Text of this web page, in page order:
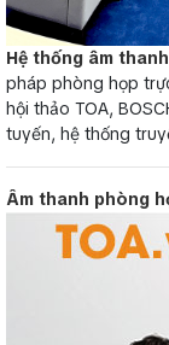
Hệ thống âm
pháp phòng họp
hội thảo TOA,
tuyến, hệ thống
Âm thanh phòng